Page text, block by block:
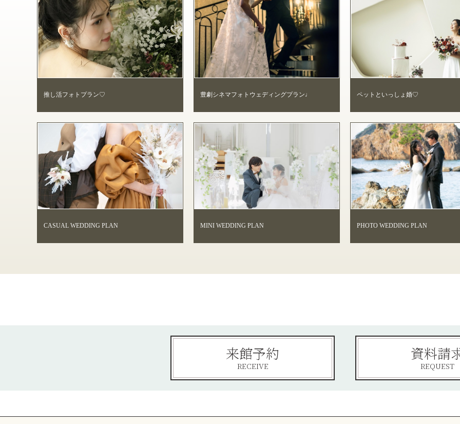
推し活フォトプラン♡ 豊劇シネマフォトウェディングプラン♩ ペットといっしょ婚♡
CASUAL WEDDING PLAN MINI WEDDING PLAN PHOTO WEDDING PLAN
来館予約
RECEIVE
資料請
REQUEST